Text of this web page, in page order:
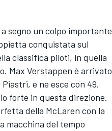
segno un colpo importante
conquistata sul
classifica piloti, in quella
Max Verstappen è arrivato
e ne esce con 49.
forte in questa direzione.
della McLaren con la
macchina del tempo